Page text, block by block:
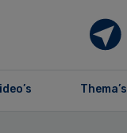
Thema’s